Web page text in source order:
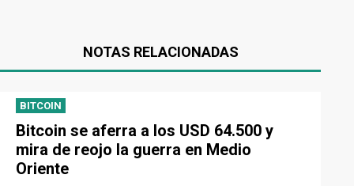
NOTAS RELACIONADAS
BITCOIN
Bitcoin se aferra a los USD 64.500 y
mira de reojo la guerra en Medio
Oriente